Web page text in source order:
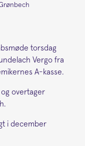
torsdag
Vergo fra
A-kasse.
overtager
i december